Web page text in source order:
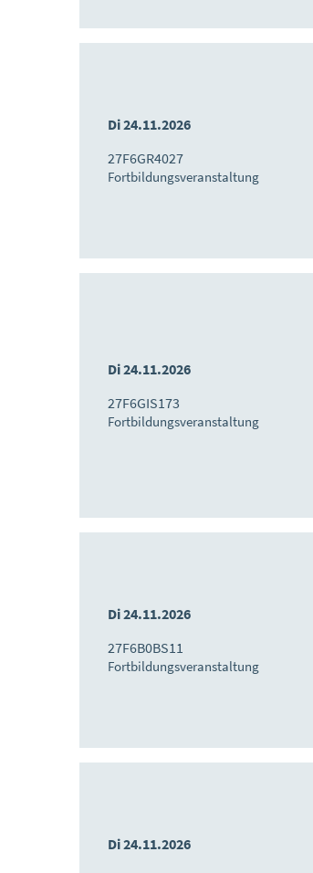
Di 24.11.2026
27F6GR4027
Fortbildungsveranstaltung
Di 24.11.2026
27F6GIS173
Fortbildungsveranstaltung
Di 24.11.2026
27F6B0BS11
Fortbildungsveranstaltung
Di 24.11.2026